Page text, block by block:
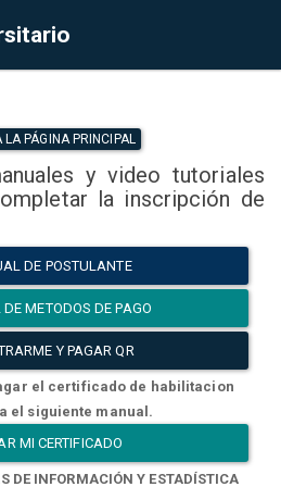
PÁGINA PRINCIPAL
y video tutoriales
la inscripción de
DE POSTULANTE
METODOS DE PAGO
Y PAGAR QR
el certificado de habilitacion
el siguiente manual.
MI CERTIFICADO
DE INFORMACIÓN Y ESTADÍSTICA